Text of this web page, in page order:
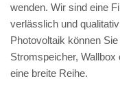
wenden. Wir sind eine
verlässlich und
Photovoltaik können
Stromspeicher,
eine breite Reihe.